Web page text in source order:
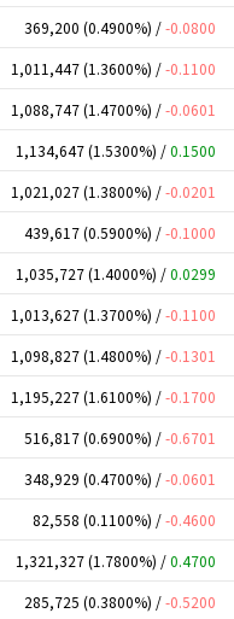
369,200 (0.4900%) /-0.0800
1,011,447 (1.3600%) /-0.1100
1,088,747 (1.4700%) /-0.0601
1,134,647 (1.5300%) /0.1500
1,021,027 (1.3800%) /-0.0201
439,617 (0.5900%) /-0.1000
1,035,727 (1.4000%) /0.0299
1,013,627 (1.3700%) /-0.1100
1,098,827 (1.4800%) /-0.1301
1,195,227 (1.6100%) /-0.1700
516,817 (0.6900%) /-0.6701
348,929 (0.4700%) /-0.0601
82,558 (0.1100%) /-0.4600
1,321,327 (1.7800%) /0.4700
285,725 (0.3800%) /-0.5200